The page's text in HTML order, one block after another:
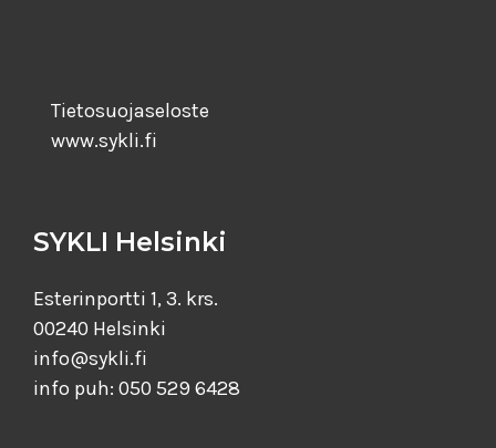
Tietosuojaseloste
www.sykli.fi
SYKLI Helsinki
Esterinportti 1, 3. krs.
00240 Helsinki
info@sykli.fi
info puh: 050 529 6428